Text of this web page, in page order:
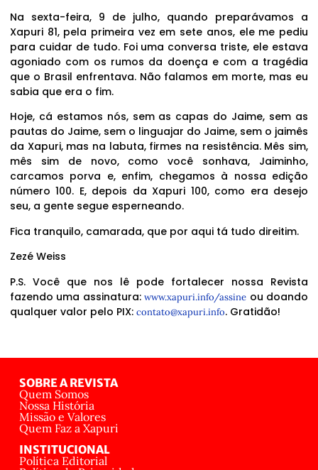
Na sexta-feira, 9 de julho, quando preparávamos a
Xapuri 81, pela primeira vez em sete anos, ele me pediu
para cuidar de tudo. Foi uma conversa triste, ele estava
agoniado com os rumos da doença e com a tragédia
que o Brasil enfrentava. Não falamos em morte, mas eu
sabia que era o fim.
Hoje, cá estamos nós, sem as capas do Jaime, sem as
pautas do Jaime, sem o linguajar do Jaime, sem o jaimês
da Xapuri, mas na labuta, firmes na resistência. Mês sim,
mês sim de novo, como você sonhava, Jaiminho,
carcamos porva e, enfim, chegamos à nossa edição
número 100. E, depois da Xapuri 100, como era desejo
seu, a gente segue esperneando.
Fica tranquilo, camarada, que por aqui tá tudo direitim.
Zezé Weiss
P.S. Você que nos lê pode fortalecer nossa Revista
fazendo uma assinatura:www.xapuri.info/assine ou doando
qualquer valor pelo PIX: contato@xapuri.info. Gratidão!
SOBRE A REVISTA
Quem Somos
Nossa História
Missão e Valores
Quem Faz a Xapuri
INSTITUCIONAL
Política Editorial